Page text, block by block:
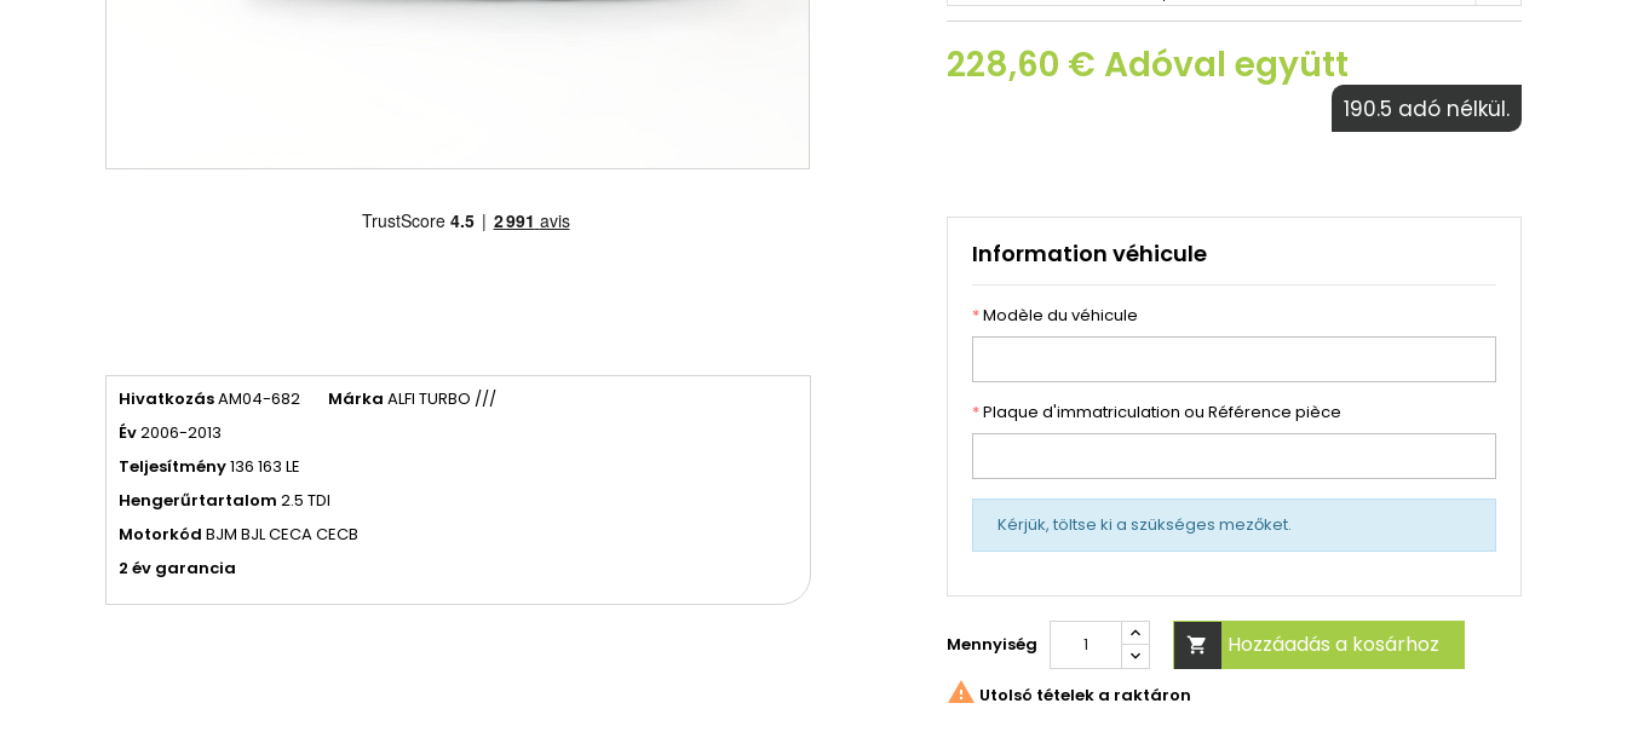
HivatkozásAM04-682 Márka ALFI TURBO ///
Év2006-2013
Teljesítmény136 163 LE
Hengerűrtartalom 2.5 TDI
Motorkód BJM BJL CECA CECB
2 év garancia
228,60 € Adóval együtt
190.5 adó nélkül.
Information véhicule
*Modèle du véhicule
*Plaque d'immatriculation ou Référence pièce
Kérjük, töltse ki a szükséges mezőket.
Mennyiség  Hozzáadás a kosárhoz
 Utolsó tételek a raktáron